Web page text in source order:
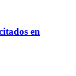
en